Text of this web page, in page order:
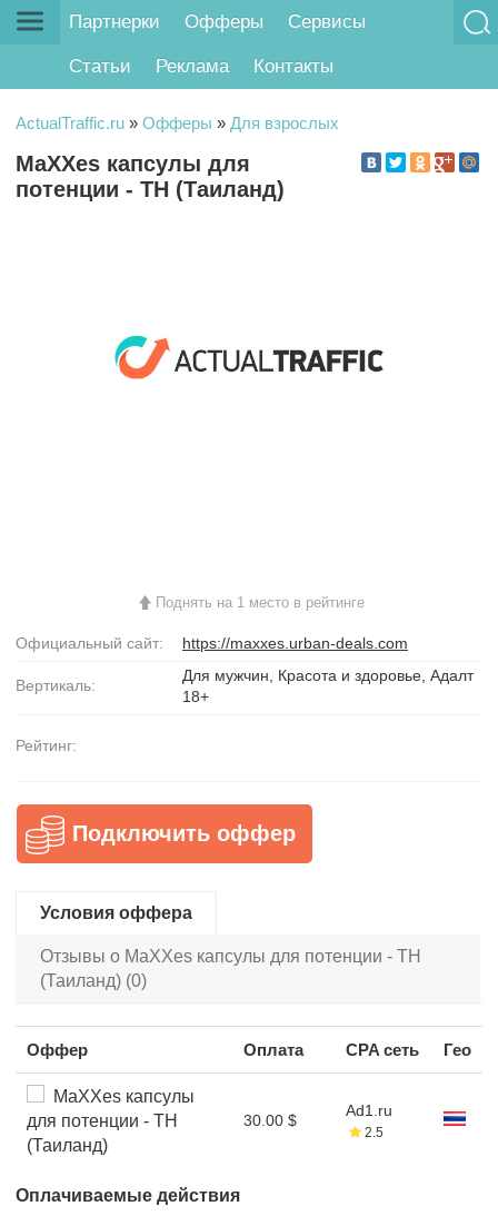
Партнерки Офферы Сервисы
Статьи Реклама Контакты
ActualTraffic.ru » Офферы » Для взрослых
MaXXes капсулы для
потенции - TH (Таиланд)
Поднять на 1 место в рейтинге
Официальный сайт: https://maxxes.urban-deals.com
Вертикаль:
Для мужчин, Красота и здоровье, Адалт
18+
Рейтинг:
Подключить оффер
Условия оффера
Отзывы о MaXXes капсулы для потенции - TH
(Таиланд) (0)
Оффер Оплата CPA сеть Гео
MaXXes капсулы
для потенции - TH
(Таиланд)
30.00 $
Ad1.ru
2.5
Оплачиваемые действия